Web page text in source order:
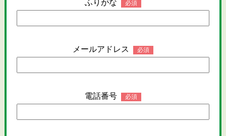
ふりがな 必須
メールアドレス 必須
電話番号 必須